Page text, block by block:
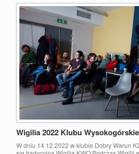
Wigilia 2022 Klubu
W dniu 14.12.2022 w klubie Dobry Warun